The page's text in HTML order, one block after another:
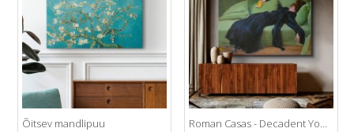
Õitsev mandlipuu
Roman Casas - Decadent Young Woman 1899